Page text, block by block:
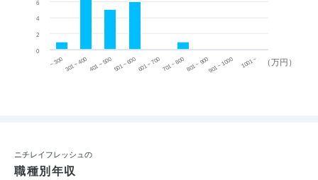
（万円）
~ 300 301 ~ 400 401 ~ 500501 ~ 600601 ~ 700701 ~ 800801 ~ 900901 ~ 1000 1001 ~
0
2
4
6
ニチレイフレッシュの
職種別年収